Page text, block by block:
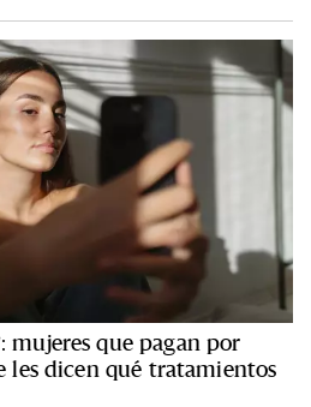
mujeres que pagan por
les dicen qué tratamientos